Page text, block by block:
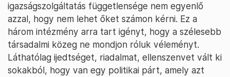
igazságszolgáltatás függetlensége nem egyenlő
azzal, hogy nem lehet őket számon kérni. Ez a
három intézmény arra tart igényt, hogy a szélesebb
társadalmi közeg ne mondjon róluk véleményt.
Láthatólag ijedtséget, riadalmat, ellenszenvet vált ki
sokakból, hogy van egy politikai párt, amely azt